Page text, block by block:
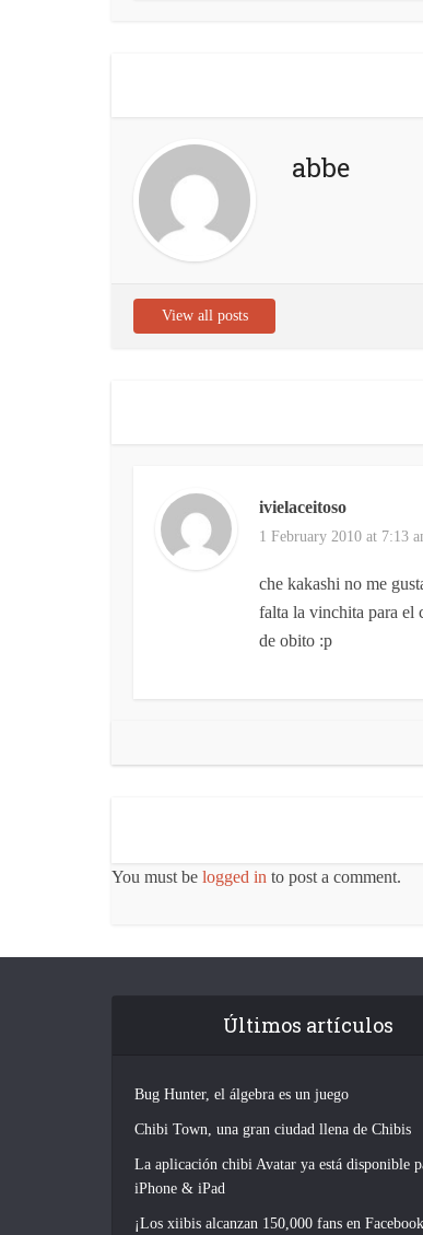
abbe
View all posts
ivielaceitoso
1 February 2010 at 7:13
che kakashi no me
falta la vinchita para el
de obito :p
You must be logged in to post a comment.
Últimos artículos
Bug Hunter, el álgebra es un juego
Chibi Town, una gran ciudad llena de Chibis
La aplicación chibi Avatar ya está disponible
iPhone & iPad
¡Los xiibis alcanzan 150,000 fans en